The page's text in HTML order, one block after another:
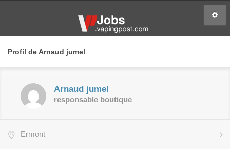
Profil de Arnaud jumel
Arnaud jumel
responsable boutique
Ermont